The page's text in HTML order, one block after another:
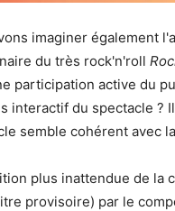
imaginer également
du très rock'n'roll
participation active du
interactif du spectacle ?
semble cohérent avec
plus inattendue de la
provisoire) par le